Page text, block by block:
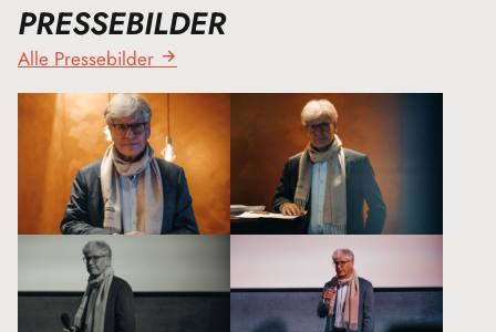
PRESSEBILDER
Alle Pressebilder